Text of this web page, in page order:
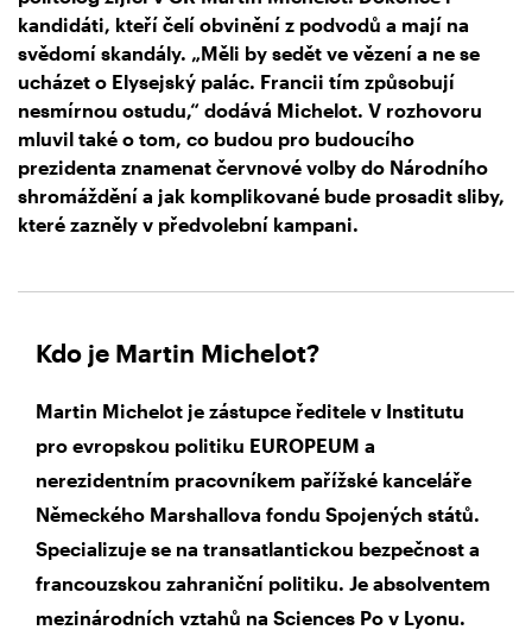
kandidáti, kteří čelí obvinění z podvodů a mají na
svědomí skandály. „Měli by sedět ve vězení a ne se
ucházet o Elysejský palác. Francii tím způsobují
nesmírnou ostudu,“ dodává Michelot. V rozhovoru
mluvil také o tom, co budou pro budoucího
prezidenta znamenat červnové volby do Národního
shromáždění a jak komplikované bude prosadit sliby,
které zazněly v předvolební kampani.
Kdo je Martin Michelot?
Martin Michelot je zástupce ředitele v Institutu
pro evropskou politiku EUROPEUM a
nerezidentním pracovníkem pařížské kanceláře
Německého Marshallova fondu Spojených států.
Specializuje se na transatlantickou bezpečnost a
francouzskou zahraniční politiku. Je absolventem
mezinárodních vztahů na Sciences Po v Lyonu.